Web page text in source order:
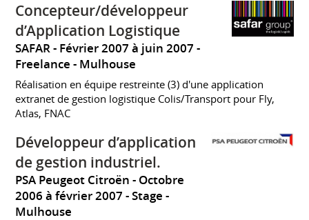
Concepteur/développeur
d’Application Logistique
SAFAR
Février 2007 à juin 2007
Freelance
Mulhouse
Réalisation en équipe restreinte (3) d'une application
extranet de gestion logistique Colis/Transport pour Fly,
Atlas, FNAC
Développeur d’application
de gestion industriel.
PSA Peugeot Citroën
Octobre
2006 à février 2007 Stage
Mulhouse